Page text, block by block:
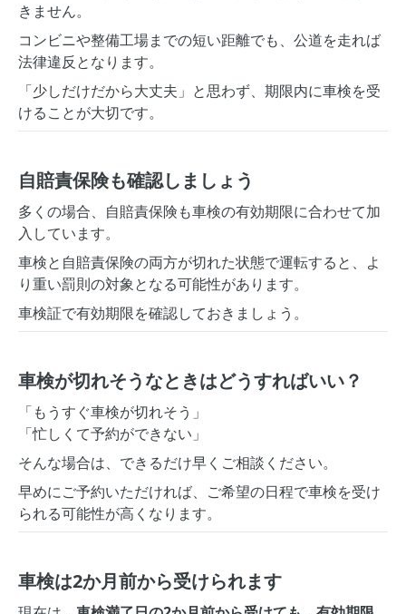
きません。
コンビニや整備工場までの短い距離でも、公道を走れば
法律違反となります。
「少しだけだから大丈夫」と思わず、期限内に車検を受
けることが大切です。
自賠責保険も確認しましょう
多くの場合、自賠責保険も車検の有効期限に合わせて加
入しています。
車検と自賠責保険の両方が切れた状態で運転すると、よ
り重い罰則の対象となる可能性があります。
車検証で有効期限を確認しておきましょう。
車検が切れそうなときはどうすればいい？
「もうすぐ車検が切れそう」
「忙しくて予約ができない」
そんな場合は、できるだけ早くご相談ください。
早めにご予約いただければ、ご希望の日程で車検を受け
られる可能性が高くなります。
車検は2か月前から受けられます